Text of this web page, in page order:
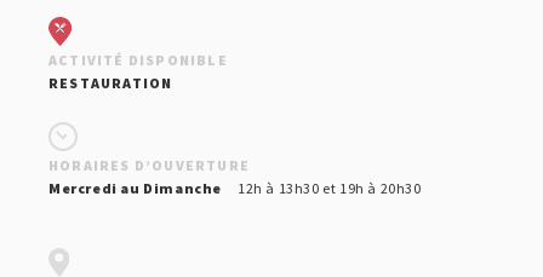
HÉBERGEMENT
RESTAURATION ET ESTAMINETS
ACTIVITÉ DISPONIBLE
RESTAURATION
HORAIRES D’OUVERTURE
Mercredi au Dimanche
12h à 13h30 et 19h à 20h30